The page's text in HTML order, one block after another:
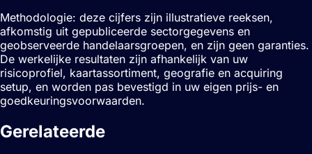
Methodologie: deze cijfers zijn illustratieve reeksen,
afkomstig uit gepubliceerde sectorgegevens en
geobserveerde handelaarsgroepen, en zijn geen garanties.
De werkelijke resultaten zijn afhankelijk van uw
risicoprofiel, kaartassortiment, geografie en acquiring
setup, en worden pas bevestigd in uw eigen prijs- en
goedkeuringsvoorwaarden.
Gerelateerde